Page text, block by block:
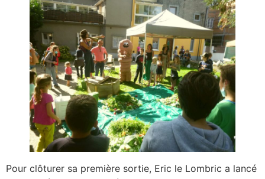
Pour clôturer sa première sortie, Eric le Lombric a lancé